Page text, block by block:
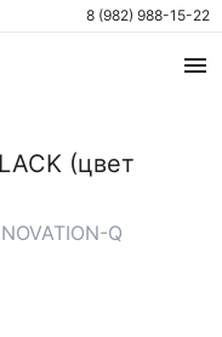
8 (982) 988-15-22
(цвет
Q